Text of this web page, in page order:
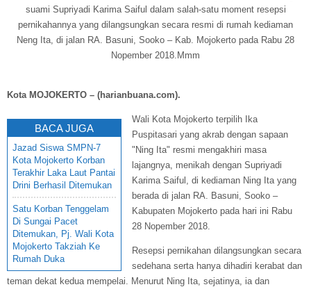
suami Supriyadi Karima Saiful dalam salah-satu moment resepsi
pernikahannya yang dilangsungkan secara resmi di rumah kediaman
Neng Ita, di jalan RA. Basuni, Sooko – Kab. Mojokerto pada Rabu 28
Nopember 2018.Mmm
Kota MOJOKERTO – (harianbuana.com).
BACA JUGA
Jazad Siswa SMPN-7
Kota Mojokerto Korban
Terakhir Laka Laut Pantai
Drini Berhasil Ditemukan
Satu Korban Tenggelam
Di Sungai Pacet
Ditemukan, Pj. Wali Kota
Mojokerto Takziah Ke
Rumah Duka
Wali Kota Mojokerto terpilih Ika
Puspitasari yang akrab dengan sapaan
"Ning Ita" resmi mengakhiri masa
lajangnya, menikah dengan Supriyadi
Karima Saiful, di kediaman Ning Ita yang
berada di jalan RA. Basuni, Sooko –
Kabupaten Mojokerto pada hari ini Rabu
28 Nopember 2018.
Resepsi pernikahan dilangsungkan secara
sedehana serta hanya dihadiri kerabat dan
teman dekat kedua mempelai. Menurut Ning Ita, sejatinya, ia dan